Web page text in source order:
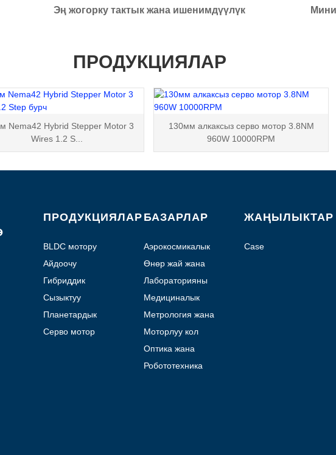
Эң жогорку тактык жана ишенимдүүлүк
ПРОДУКЦИЯЛАР
Nema42 Hybrid Stepper Motor 3
Wires 1.2 S...
130мм алкаксыз серво мотор 3.8NM
960W 10000RPM
ПРОДУКЦИЯЛАР
BLDC мотору
Айдоочу
Гибриддик
Stepper Motor
Сызыктуу
кыймылдаткыч
Планетардык
тиштүү мотор
Серво мотор
БАЗАРЛАР
Аэрокосмикалык
жана авиация
Өнөр жай жана
автоматташтыруу
Лабораторияны
автоматташтыруу
Медициналык
Метрология жана
тестирлөө
Моторлуу кол
аппараттары
Оптика жана
фотоника
Робототехника
ЖАҢЫЛЫКТАР
Case